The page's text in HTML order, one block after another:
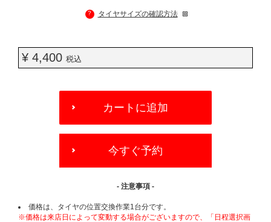
? タイヤサイズの確認方法
¥ 4,400 税込
OPTIONS
カートに追加
今すぐ予約
- 注意事項 -
価格は、タイヤの位置交換作業1台分です。
※価格は来店日によって変動する場合がございますので、「日程選択画